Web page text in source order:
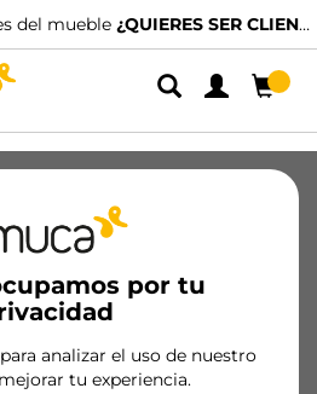
del mueble ¿QUIERES SER CLIENTE?
por tu
analizar el uso de nuestro
tu experiencia.
realizar puertas
7, longitud 2.35m,
negro texturizado
esenciales